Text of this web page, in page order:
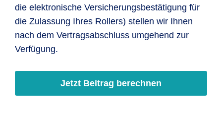
die elektronische Versicherungsbestätigung für
die Zulassung Ihres Rollers) stellen wir Ihnen
nach dem Vertragsabschluss umgehend zur
Verfügung.
Jetzt Beitrag berechnen